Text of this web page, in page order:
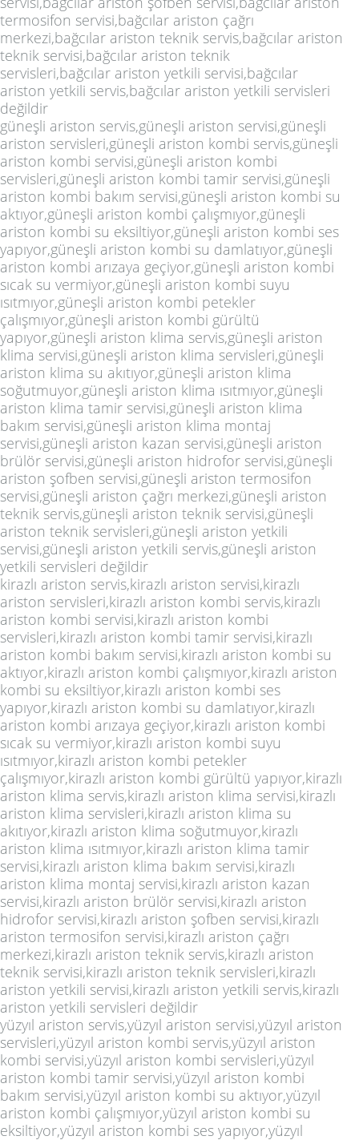
termosifon servisi,bağcılar ariston çağrı
merkezi,bağcılar ariston teknik servis,bağcılar ariston
teknik servisi,bağcılar ariston teknik
servisleri,bağcılar ariston yetkili servisi,bağcılar
ariston yetkili servis,bağcılar ariston yetkili servisleri
değildir
güneşli ariston servis,güneşli ariston servisi,güneşli
ariston servisleri,güneşli ariston kombi servis,güneşli
ariston kombi servisi,güneşli ariston kombi
servisleri,güneşli ariston kombi tamir servisi,güneşli
ariston kombi bakım servisi,güneşli ariston kombi su
aktıyor,güneşli ariston kombi çalışmıyor,güneşli
ariston kombi su eksiltiyor,güneşli ariston kombi ses
yapıyor,güneşli ariston kombi su damlatıyor,güneşli
ariston kombi arızaya geçiyor,güneşli ariston kombi
sıcak su vermiyor,güneşli ariston kombi suyu
ısıtmıyor,güneşli ariston kombi petekler
çalışmıyor,güneşli ariston kombi gürültü
yapıyor,güneşli ariston klima servis,güneşli ariston
klima servisi,güneşli ariston klima servisleri,güneşli
ariston klima su akıtıyor,güneşli ariston klima
soğutmuyor,güneşli ariston klima ısıtmıyor,güneşli
ariston klima tamir servisi,güneşli ariston klima
bakım servisi,güneşli ariston klima montaj
servisi,güneşli ariston kazan servisi,güneşli ariston
brülör servisi,güneşli ariston hidrofor servisi,güneşli
ariston şofben servisi,güneşli ariston termosifon
servisi,güneşli ariston çağrı merkezi,güneşli ariston
teknik servis,güneşli ariston teknik servisi,güneşli
ariston teknik servisleri,güneşli ariston yetkili
servisi,güneşli ariston yetkili servis,güneşli ariston
yetkili servisleri değildir
kirazlı ariston servis,kirazlı ariston servisi,kirazlı
ariston servisleri,kirazlı ariston kombi servis,kirazlı
ariston kombi servisi,kirazlı ariston kombi
servisleri,kirazlı ariston kombi tamir servisi,kirazlı
ariston kombi bakım servisi,kirazlı ariston kombi su
aktıyor,kirazlı ariston kombi çalışmıyor,kirazlı ariston
kombi su eksiltiyor,kirazlı ariston kombi ses
yapıyor,kirazlı ariston kombi su damlatıyor,kirazlı
ariston kombi arızaya geçiyor,kirazlı ariston kombi
sıcak su vermiyor,kirazlı ariston kombi suyu
ısıtmıyor,kirazlı ariston kombi petekler
çalışmıyor,kirazlı ariston kombi gürültü yapıyor,kirazlı
ariston klima servis,kirazlı ariston klima servisi,kirazlı
ariston klima servisleri,kirazlı ariston klima su
akıtıyor,kirazlı ariston klima soğutmuyor,kirazlı
ariston klima ısıtmıyor,kirazlı ariston klima tamir
servisi,kirazlı ariston klima bakım servisi,kirazlı
ariston klima montaj servisi,kirazlı ariston kazan
servisi,kirazlı ariston brülör servisi,kirazlı ariston
hidrofor servisi,kirazlı ariston şofben servisi,kirazlı
ariston termosifon servisi,kirazlı ariston çağrı
merkezi,kirazlı ariston teknik servis,kirazlı ariston
teknik servisi,kirazlı ariston teknik servisleri,kirazlı
ariston yetkili servisi,kirazlı ariston yetkili servis,kirazlı
ariston yetkili servisleri değildir
yüzyıl ariston servis,yüzyıl ariston servisi,yüzyıl ariston
servisleri,yüzyıl ariston kombi servis,yüzyıl ariston
kombi servisi,yüzyıl ariston kombi servisleri,yüzyıl
ariston kombi tamir servisi,yüzyıl ariston kombi
bakım servisi,yüzyıl ariston kombi su aktıyor,yüzyıl
ariston kombi çalışmıyor,yüzyıl ariston kombi su
eksiltiyor,yüzyıl ariston kombi ses yapıyor,yüzyıl